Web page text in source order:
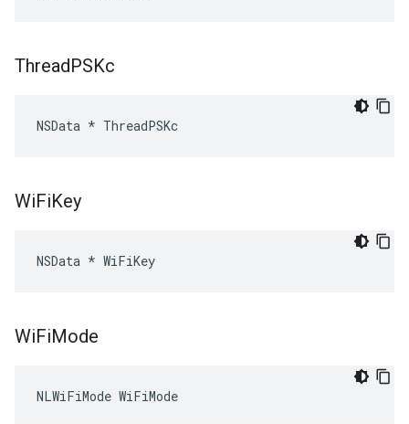
ThreadPSKc
NSData * ThreadPSKc
WiFiKey
NSData * WiFiKey
WiFiMode
NLWiFiMode WiFiMode